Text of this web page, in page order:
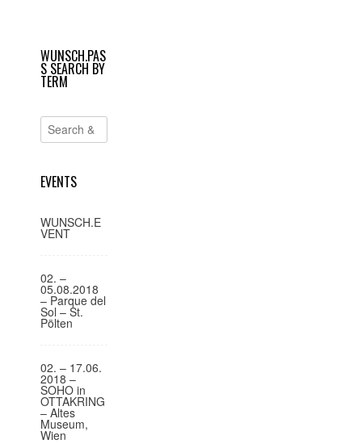
t
r
a
g
a
v
g
a
t
o
n
WUNSCH.PAS
S SEARCH BY
TERM
EVENTS
WUNSCH.E
VENT
02. –
05.08.2018
– Parque del
Sol – St.
Pölten
02. – 17.06.
2018 –
SOHO in
OTTAKRING
– Altes
Museum,
Wien